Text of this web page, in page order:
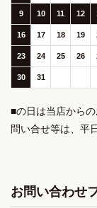
9 10 11 12
16 17 18 19
23 24 25 26
30 31
■の日は当店から
問い合せ等は、平
お問い合わせ